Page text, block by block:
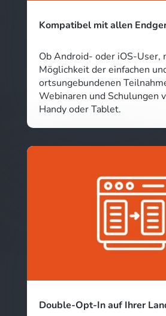
Kompatibel mit allen
Ob Android- oder iOS-User,
Möglichkeit der einfachen
ortsungebundenen
Webinaren und Schulungen
Handy oder Tablet.
Double-Opt-In auf Ihrer